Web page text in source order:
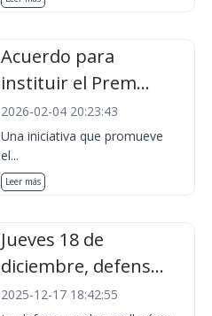
Acuerdo para
instituir el Prem...
2026-02-04 20:23:43
Una iniciativa que promueve
el...
Leer más
Jueves 18 de
diciembre, defens...
2025-12-17 18:42:55